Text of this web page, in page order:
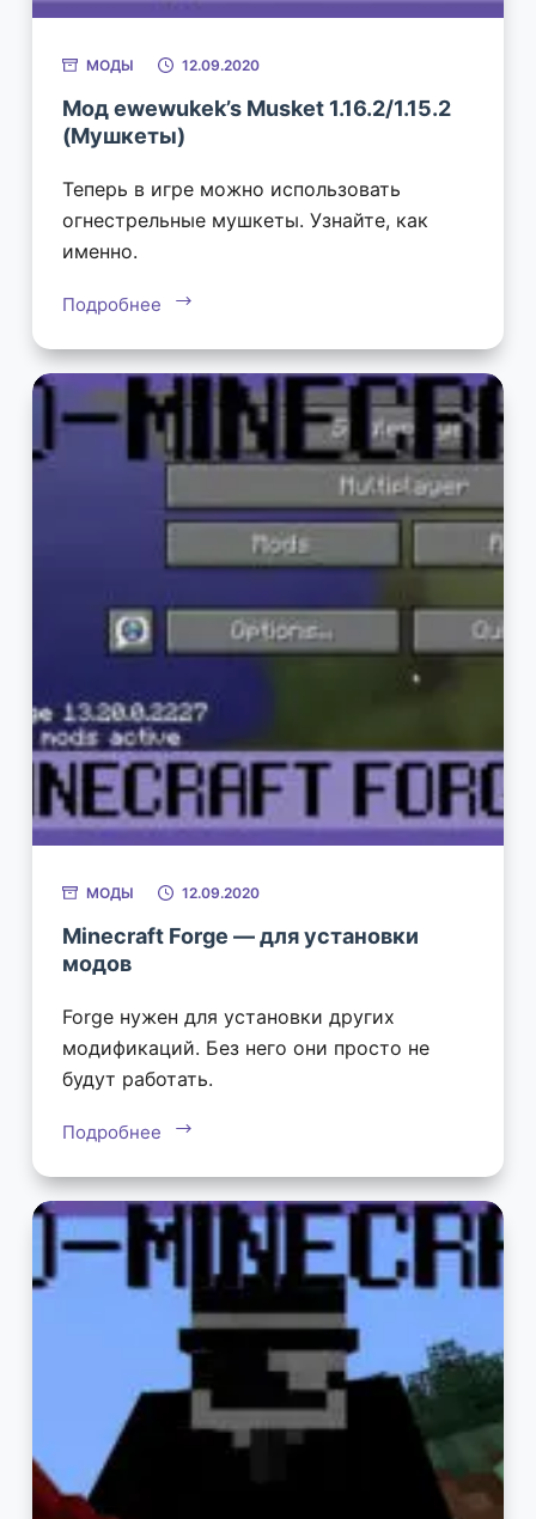
МОДЫ 12.09.2020
Мод ewewukek’s Musket 1.16.2/1.15.2
(Мушкеты)
Теперь в игре можно использовать
огнестрельные мушкеты. Узнайте, как
именно.
Подробнее
МОДЫ 12.09.2020
Minecraft Forge — для установки
модов
Forge нужен для установки других
модификаций. Без него они просто не
будут работать.
Подробнее